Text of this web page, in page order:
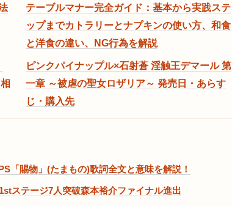
テーブルマナー完全ガイド：基本から実践ステ
ップまでカトラリーとナプキンの使い方、和食
と洋食の違い、NG行為を解説
ピンクパイナップル×石射蒼 淫触王デマール 第
一章 ～被虐の聖女ロザリア～ 発売日・あらす
じ・購入先
「賜物」(たまもの)歌詞全文と意味を解説！
ステージ7人突破森本裕介ファイナル進出